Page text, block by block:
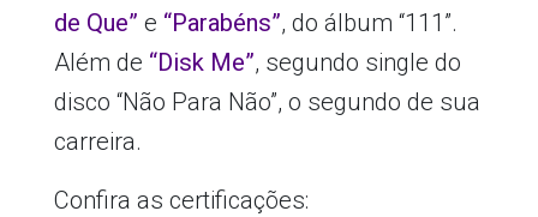
de Que” e “Parabéns”, do álbum “111”.
Além de “Disk Me”, segundo single do
disco “Não Para Não”, o segundo de sua
carreira.
Confira as certificações: